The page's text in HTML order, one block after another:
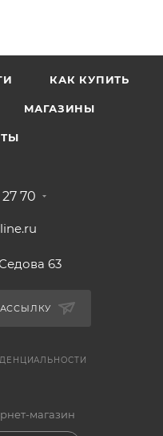
КАК КУПИТЬ
МАГАЗИНЫ
27 70
63
магазин